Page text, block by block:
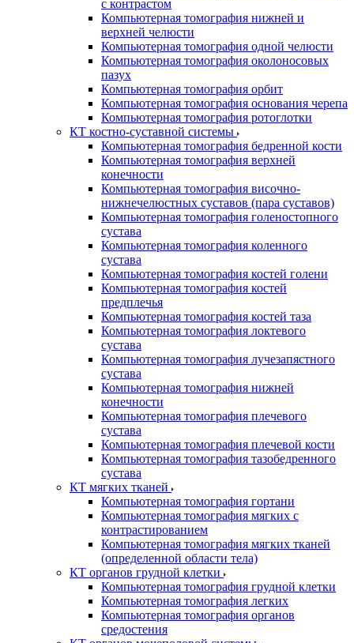
с контрастом
Компьютерная томография нижней и
верхней челюсти
Компьютерная томография одной челюсти
Компьютерная томография околоносовых
пазух
Компьютерная томография орбит
Компьютерная томография основания черепа
Компьютерная томография ротоглотки
КТ костно-суставной системы
Компьютерная томография бедренной кости
Компьютерная томография верхней
конечности
Компьютерная томография височно-
нижнечелюстных суставов (пара суставов)
Компьютерная томография голеностопного
сустава
Компьютерная томография коленного
сустава
Компьютерная томография костей голени
Компьютерная томография костей
предплечья
Компьютерная томография костей таза
Компьютерная томография локтевого
сустава
Компьютерная томография лучезапястного
сустава
Компьютерная томография нижней
конечности
Компьютерная томография плечевого
сустава
Компьютерная томография плечевой кости
Компьютерная томография тазобедренного
сустава
КТ мягких тканей
Компьютерная томография гортани
Компьютерная томография мягких с
контрастированием
Компьютерная томография мягких тканей
(определенной области тела)
КТ органов грудной клетки
Компьютерная томография грудной клетки
Компьютерная томография легких
Компьютерная томография органов
средостения